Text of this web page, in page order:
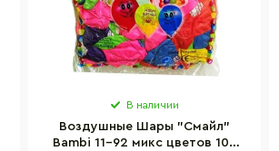
В наличии
Воздушные Шары "Смайл"
Bambi 11-92 микс цветов 100